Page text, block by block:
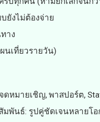
ยังไม่ต้องจ่าย
าง
นเที่ยวรายวัน)
ดหมายเชิญ, พาสปอร์ต,
มพันธ์: รูปคู่ชัดเจนหลายโอ